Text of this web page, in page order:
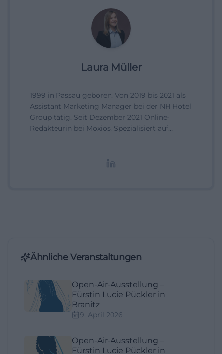
Laura Müller
1999 in Passau geboren. Von 2019 bis 2021 als
Assistant Marketing Manager bei der NH Hotel
Group tätig. Seit Dezember 2021 Online-
Redakteurin bei Moxios. Spezialisiert auf
Ähnliche Veranstaltungen
Open-Air-Ausstellung –
Fürstin Lucie Pückler in
Branitz
9. April 2026
Open-Air-Ausstellung –
Fürstin Lucie Pückler in